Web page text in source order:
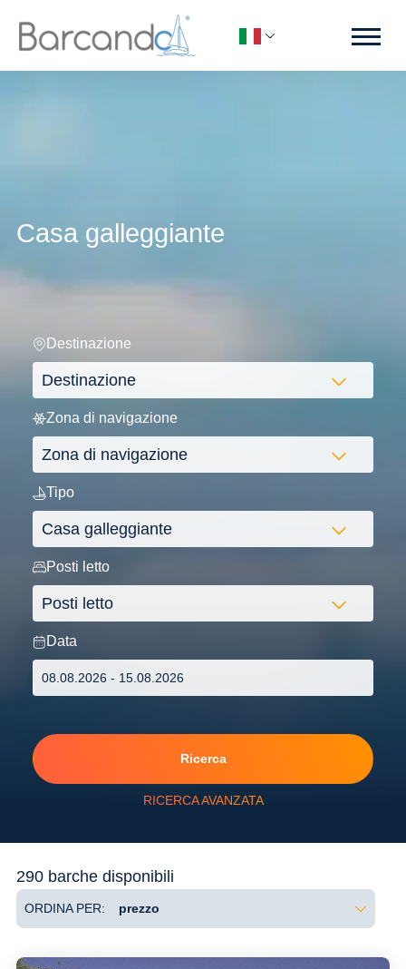
Casa galleggiante
Destinazione
Zona di navigazione
Tipo
Posti letto
Data
Ricerca
RICERCA AVANZATA
290 barche disponibili
ORDINA PER: